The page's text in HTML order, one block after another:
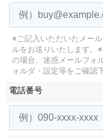
※ご記入いただいたメー
ルをお送りいたします。
の場合、迷惑メールフォ
ォルダ・設定等をご確認
電話番号